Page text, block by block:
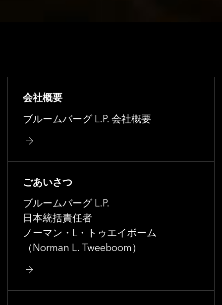
会社概要
ブルームバーグ L.P. 会社概要
ごあいさつ
ブルームバーグ L.P.
日本統括責任者
ノーマン・L・トゥエイボーム
（Norman L. Tweeboom）